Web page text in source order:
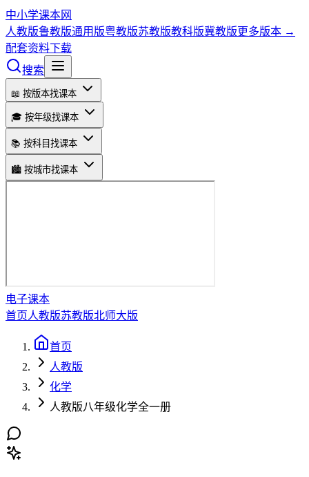
中小学课本网
人教版鲁教版通用版粤教版苏教版教科版冀教版更多版本 →
配套资料下载
搜索
📖 按版本找课本
🎓 按年级找课本
📚 按科目找课本
🏙️ 按城市找课本
电子课本
首页人教版苏教版北师大版
首页
人教版
化学
人教版八年级化学全一册